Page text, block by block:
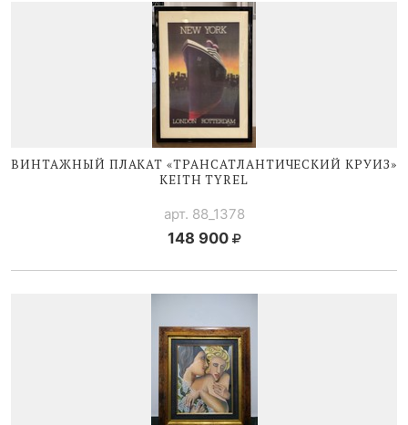
ВИНТАЖНЫЙ ПЛАКАТ «ТРАНСАТЛАНТИЧЕСКИЙ КРУИЗ»
KEITH TYREL
арт. 88_1378
148 900